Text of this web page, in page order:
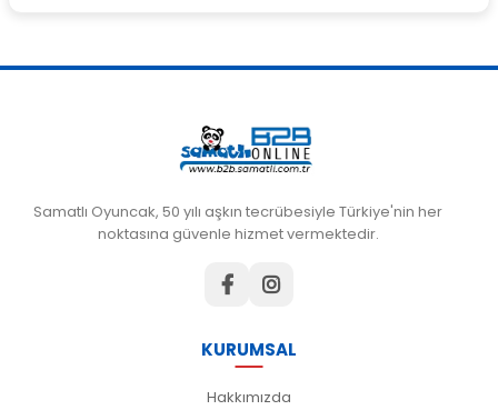
Samatlı Oyuncak, 50 yılı aşkın tecrübesiyle Türkiye'nin her
noktasına güvenle hizmet vermektedir.
KURUMSAL
Hakkımızda